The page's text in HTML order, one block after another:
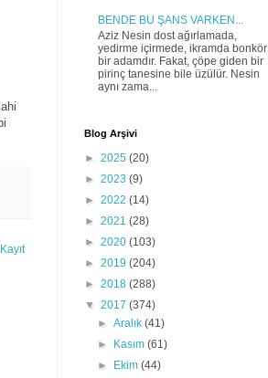
BENDE BU ŞANS VARKEN...
Aziz Nesin dost ağırlamada,
yedirme içirmede, ikramda bonkör
bir adamdır. Fakat, çöpe giden bir
pirinç tanesine bile üzülür. Nesin
aynı zama...
Blog Arşivi
► 2025 (20)
► 2023 (9)
► 2022 (14)
► 2021 (28)
► 2020 (103)
► 2019 (204)
► 2018 (288)
▼ 2017 (374)
►Aralık(41)
►
Kasım(61)
►
Ekim(44)